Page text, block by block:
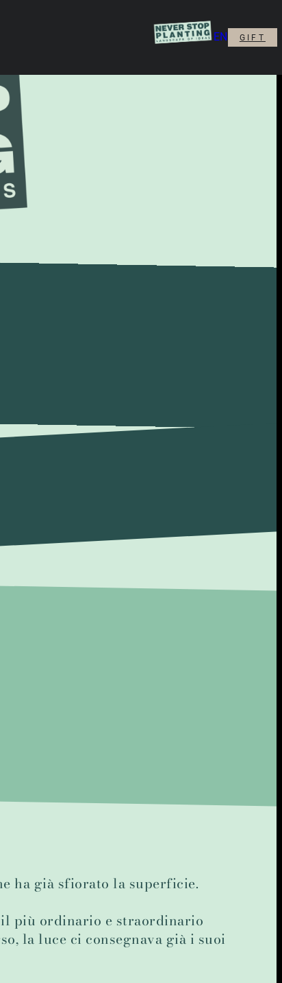
EN GIFT
ha già sfiorato la superficie.
più ordinario e straordinario
la luce ci consegnava già i suoi